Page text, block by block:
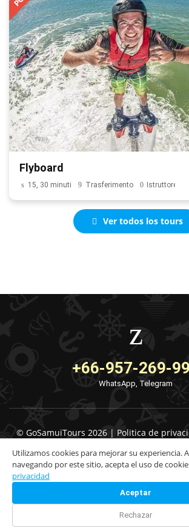
Flyboard
15, 30 minuti Trasferimento Istruttore
Ver todos los tours
+66-957-269-
WhatsApp, Telegram
© GoSamuiTours 2026 | Politica de
Utilizamos cookies para mejorar su experiencia.
navegando por este sitio, acepta el uso de
privacidad
Aceptar
Rechazar